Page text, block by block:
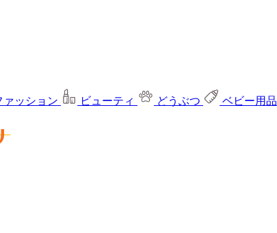
ァッション ビューティ どうぶつ ベビー用品